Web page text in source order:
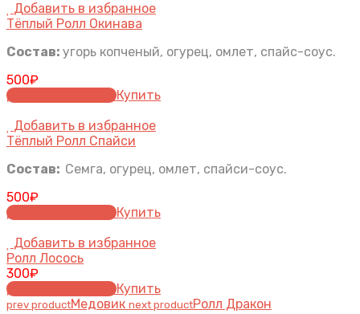
Добавить в избранное
Тёплый Ролл Окинава
Состав: угорь копченый, огурец, омлет, спайс-соус.
500₽
Добавить в заказКупить
Добавить в избранное
Тёплый Ролл Спайси
Состав: Семга, огурец, омлет, спайси-соус.
500₽
Добавить в заказКупить
Добавить в избранное
Ролл Лосось
300₽
Добавить в заказКупить
prev productМедовик next productРолл Дракон